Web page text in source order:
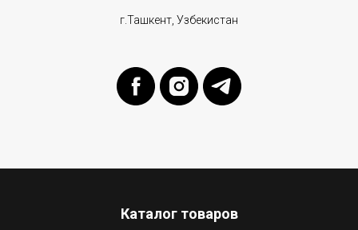
г.Ташкент, Узбекистан
Каталог товаров